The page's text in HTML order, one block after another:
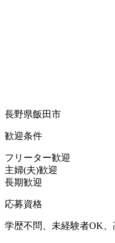
長野県飯田市
歓迎条件
フリーター歓迎
主婦(夫)歓迎
長期歓迎
応募資格
学歴不問、未経験者OK